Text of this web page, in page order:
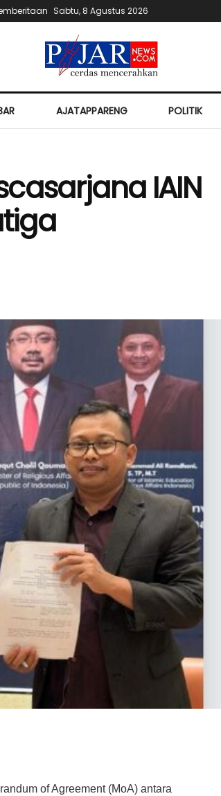
Sabtu, 8 Agustus 2026
AJATAPPARENG POLITIK
IAIN
of Agreement (MoA) antara